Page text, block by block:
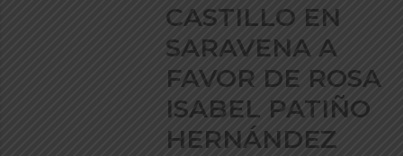
CASTILLO EN
SARAVENA A
FAVOR DE ROSA
ISABEL PATIÑO
HERNÁNDEZ